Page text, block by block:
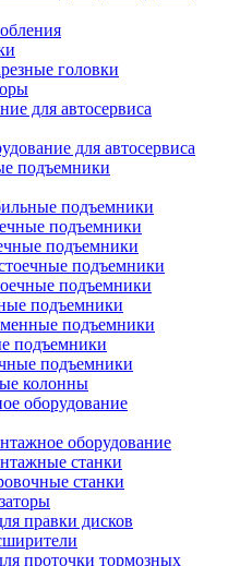
головки
для автосервиса
для автосервиса
подъемники
подъемники
подъемники
подъемники
подъемники
подъемники
подъемники
подъемники
подъемники
подъемники
колонны
оборудование
оборудование
станки
станки
правки дисков
проточки тормозных